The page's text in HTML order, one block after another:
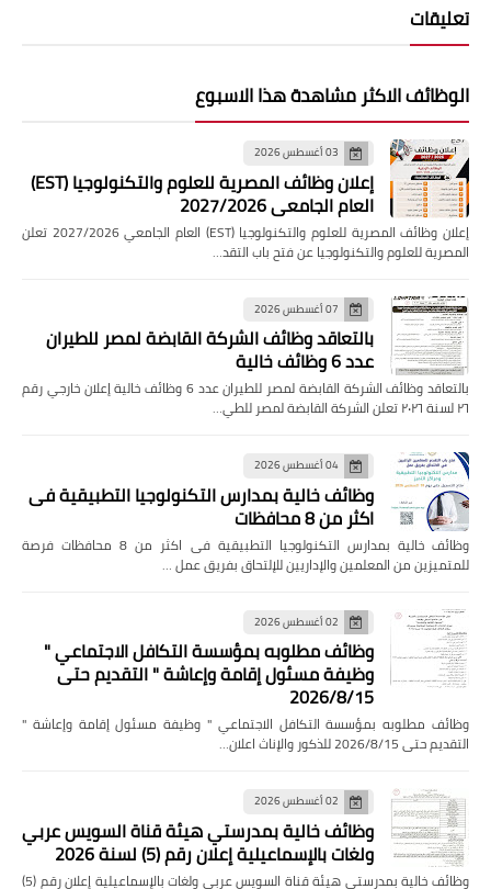
تعليقات
الوظائف الاكثر مشاهدة هذا الاسبوع
03 أغسطس 2026
إعلان وظائف المصرية للعلوم والتكنولوجيا (EST)
العام الجامعي 2027/2026
إعلان وظائف المصرية للعلوم والتكنولوجيا (EST) العام الجامعي 2027/2026 تعلن
المصرية للعلوم والتكنولوجيا عن فتح باب التقد…
07 أغسطس 2026
بالتعاقد وظائف الشركة القابضة لمصر للطيران
عدد 6 وظائف خالية
بالتعاقد وظائف الشركة القابضة لمصر للطيران عدد 6 وظائف خالية إعلان خارجي رقم
٢٦ لسنة ٢٠٢٦ تعلن الشركة القابضة لمصر للطي…
04 أغسطس 2026
وظائف خالية بمدارس التكنولوجيا التطبيقية فى
اكثر من 8 محافظات
وظائف خالية بمدارس التكنولوجيا التطبيقية فى اكثر من 8 محافظات فرصة
للمتميزين من المعلمين والإداريين للإلتحاق بفريق عمل …
02 أغسطس 2026
وظائف مطلوبه بمؤسسة التكافل الاجتماعي "
وظيفة مسئول إقامة وإعاشة " التقديم حتى
2026/8/15
وظائف مطلوبه بمؤسسة التكافل الاجتماعي " وظيفة مسئول إقامة وإعاشة "
التقديم حتى 2026/8/15 للذكور والإناث اعلان…
02 أغسطس 2026
وظائف خالية بمدرستي هيئة قناة السويس عربي
ولغات بالإسماعيلية إعلان رقم (5) لسنة 2026
وظائف خالية بمدرستي هيئة قناة السويس عربي ولغات بالإسماعيلية إعلان رقم (5)